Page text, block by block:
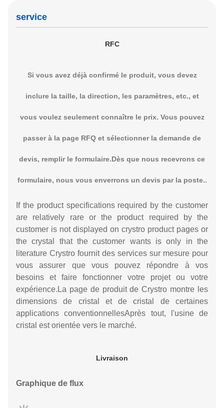
service
RFC
Si vous avez déjà confirmé le produit, vous devez
inclure la taille, la direction, les paramètres, etc., et
vous voulez seulement connaître le prix. Vous pouvez
passer à la page RFQ et sélectionner la demande de
devis, remplir le formulaire.Dès que nous recevrons ce
formulaire, nous vous enverrons un devis par la poste..
If the product specifications required by the customer
are relatively rare or the product required by the
customer is not displayed on crystro product pages or
the crystal that the customer wants is only in the
literature Crystro fournit des services sur mesure pour
vous assurer que vous pouvez répondre à vos
besoins et faire fonctionner votre projet ou votre
expérience.La page de produit de Crystro montre les
dimensions de cristal et de cristal de certaines
applications conventionnellesAprès tout, l'usine de
cristal est orientée vers le marché.
Livraison
Graphique de flux